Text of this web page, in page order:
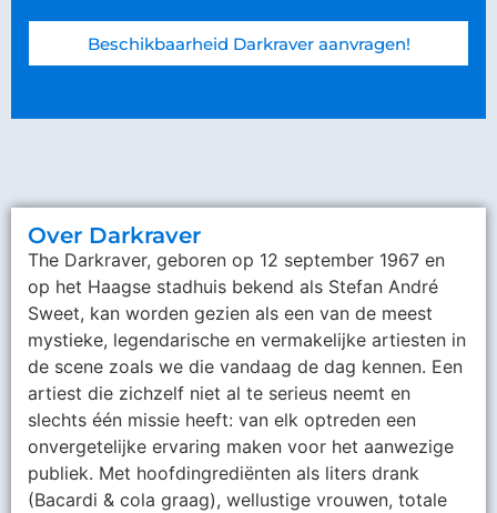
Beschikbaarheid Darkraver aanvragen!
Over Darkraver
The Darkraver, geboren op 12 september 1967 en
op het Haagse stadhuis bekend als Stefan André
Sweet, kan worden gezien als een van de meest
mystieke, legendarische en vermakelijke artiesten in
de scene zoals we die vandaag de dag kennen. Een
artiest die zichzelf niet al te serieus neemt en
slechts één missie heeft: van elk optreden een
onvergetelijke ervaring maken voor het aanwezige
publiek. Met hoofdingrediënten als liters drank
(Bacardi & cola graag), wellustige vrouwen, totale